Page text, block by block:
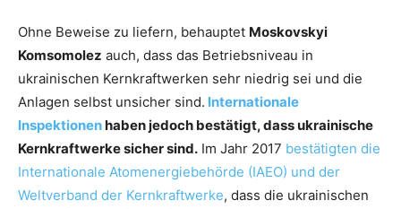
Ohne Beweise zu liefern, behauptet Moskovskyi
Komsomolez auch, dass das Betriebsniveau in
ukrainischen Kernkraftwerken sehr niedrig sei und die
Anlagen selbst unsicher sind. Internationale
Inspektionenhaben jedoch bestätigt, dass ukrainische
Kernkraftwerke sicher sind. Im Jahr 2017 bestätigten die
Internationale Atomenergiebehörde (IAEO) und der
Weltverband der Kernkraftwerke, dass die ukrainischen